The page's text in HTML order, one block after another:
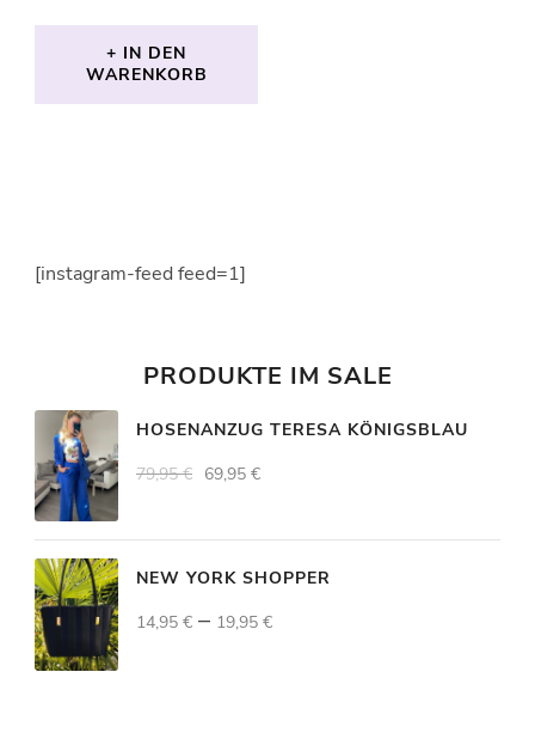
IN DEN
WARENKORB
[instagram-feed feed=1]
PRODUKTE IM SALE
HOSENANZUG TERESA KÖNIGSBLAU
79,95€ Ursprünglicher
war:
79,95 €
69,95 €Aktueller
ist:
69,95 €.
NEW YORK SHOPPER
14,95 € – 19,95 €